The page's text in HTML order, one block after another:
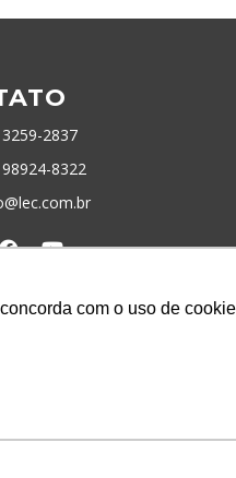
com o uso de
2837
8322